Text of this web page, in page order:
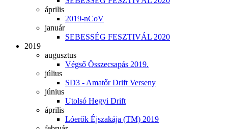
április
2019-nCoV
január
SEBESSÉG FESZTIVÁL 2020
2019
augusztus
Végső Összecsapás 2019.
július
SD3 - Amatőr Drift Verseny
június
Utolsó Hegyi Drift
április
Lóerők Éjszakája (TM) 2019